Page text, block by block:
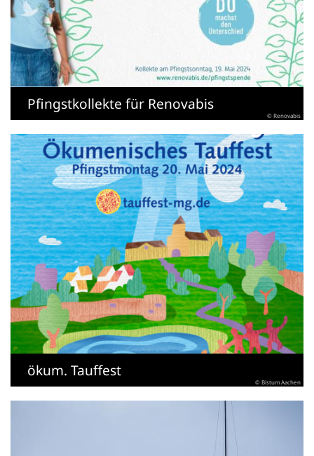
Pfingstkollekte für Renovabis
© Renovabis
ökum. Tauffest
© Bistum Aachen